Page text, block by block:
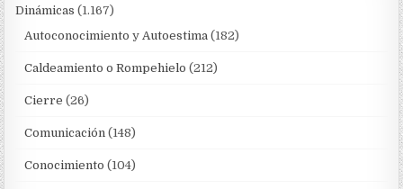
Dinámicas (1.167)
Autoconocimiento y Autoestima (182)
Caldeamiento o Rompehielo (212)
Cierre (26)
Comunicación (148)
Conocimiento (104)